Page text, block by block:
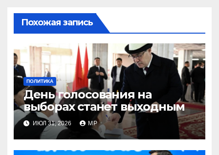
Похожая запись
ПОЛИТИКА
День голосования на
выборах станет выходным
ИЮЛ 31, 2026 MP